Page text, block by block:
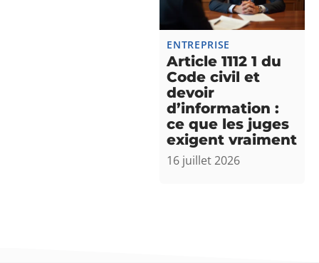
ENTREPRISE
Article 1112 1 du
Code civil et
devoir
d’information :
ce que les juges
exigent vraiment
16 juillet 2026